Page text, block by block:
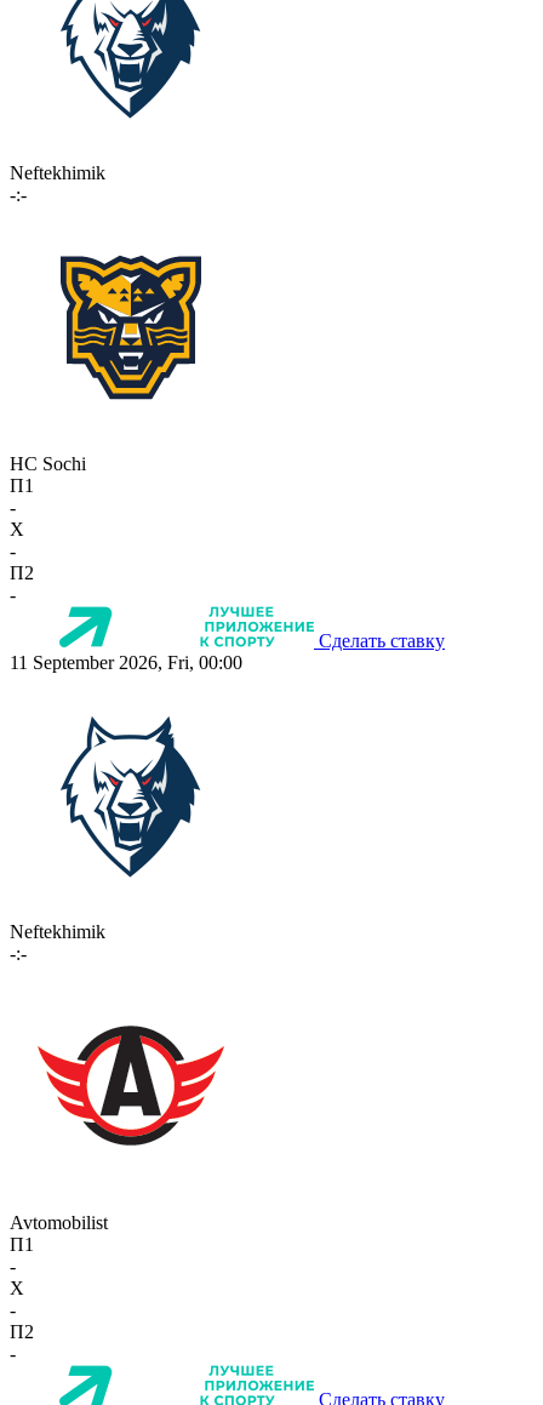
Neftekhimik
-:-
HC Sochi
П1
-
X
-
П2
-
Сделать ставку
11 September 2026, Fri, 00:00
Neftekhimik
-:-
Avtomobilist
П1
-
X
-
П2
-
Сделать ставку